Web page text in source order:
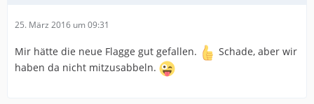
25. März 2016 um 09:31
Mir hätte die neue Flagge gut gefallen.
Schade, aber wir
haben da nicht mitzusabbeln.